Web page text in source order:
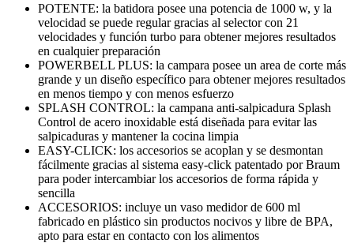
POTENTE: la batidora posee una potencia de 1000 w, y la
velocidad se puede regular gracias al selector con 21
velocidades y función turbo para obtener mejores resultados
en cualquier preparación
POWERBELL PLUS: la campara posee un area de corte más
grande y un diseño específico para obtener mejores resultados
en menos tiempo y con menos esfuerzo
SPLASH CONTROL: la campana anti-salpicadura Splash
Control de acero inoxidable está diseñada para evitar las
salpicaduras y mantener la cocina limpia
EASY-CLICK: los accesorios se acoplan y se desmontan
fácilmente gracias al sistema easy-click patentado por Braum
para poder intercambiar los accesorios de forma rápida y
sencilla
ACCESORIOS: incluye un vaso medidor de 600 ml
fabricado en plástico sin productos nocivos y libre de BPA,
apto para estar en contacto con los alimentos